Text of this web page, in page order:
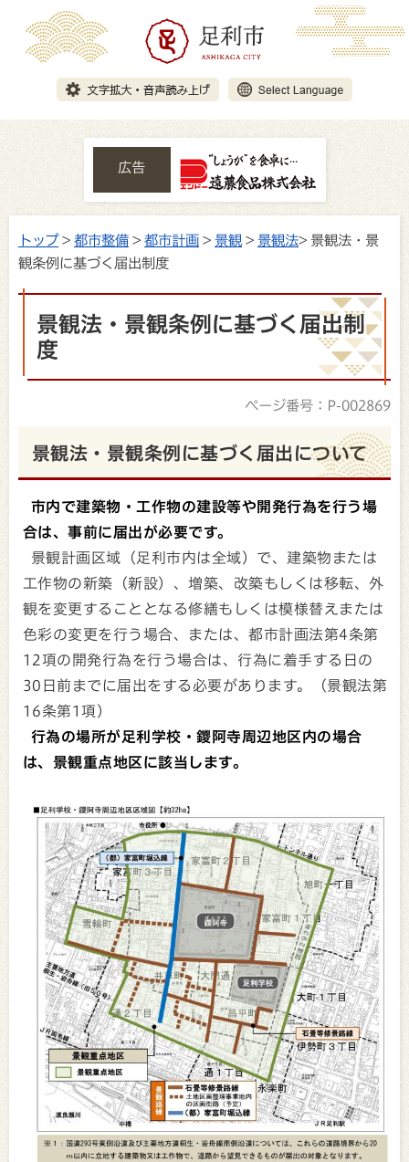
広告
トップ> 都市整備 > 都市計画 > 景観 > 景観法> 景観法・景
観条例に基づく届出制度
景観法・景観条例に基づく届出制
度
ページ番号：P-002869
景観法・景観条例に基づく届出について
市内で建築物・工作物の建設等や開発行為を行う場
合は、事前に届出が必要です。
景観計画区域（足利市内は全域）で、建築物または
工作物の新築（新設）、増築、改築もしくは移転、外
観を変更することとなる修繕もしくは模様替えまたは
色彩の変更を行う場合、または、都市計画法第4条第
12項の開発行為を行う場合は、行為に着手する日の
30日前までに届出をする必要があります。（景観法第
16条第1項）
行為の場所が足利学校・鑁阿寺周辺地区内の場合
は、景観重点地区に該当します。